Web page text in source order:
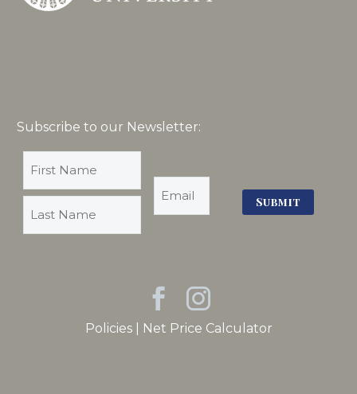
Subscribe to our Newsletter:
Policies| Net Price Calculator